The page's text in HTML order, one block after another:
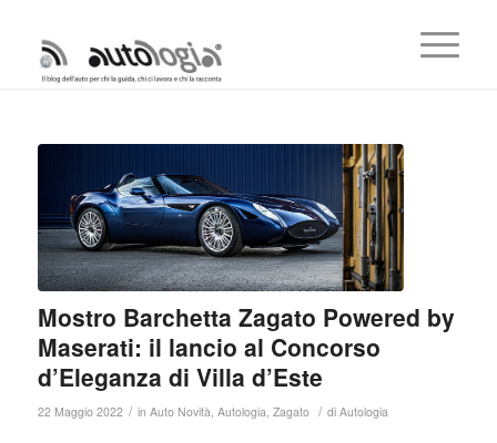
Mostro Barchetta Zagato Powered by
Maserati: il lancio al Concorso
d’Eleganza di Villa d’Este
22 Maggio 2022 / in Auto Novità Autologia Zagato / di Autologia